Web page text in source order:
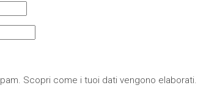
Scopri come i tuoi dati vengono elaborati.